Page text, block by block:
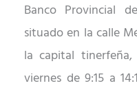
Banco Provincial
situado en la calle M
la capital
viernes de 9:15 a